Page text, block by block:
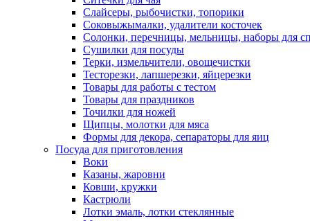
Слайсеры, рыбочистки, топорики
Соковыжымалки, удалители косточек
Солонки, перечницы, мельницы, наборы для
Сушилки для посуды
Терки, измельчители, овощечистки
Тесторезки, лапшерезки, яйцерезки
Товары для работы с тестом
Товары для праздников
Точилки для ножей
Щипцы, молотки для мяса
Формы для декора, сепараторы для яиц
Посуда для приготовления
Воки
Казаны, жаровни
Ковши, кружки
Кастрюли
Лотки эмаль, лотки стеклянные